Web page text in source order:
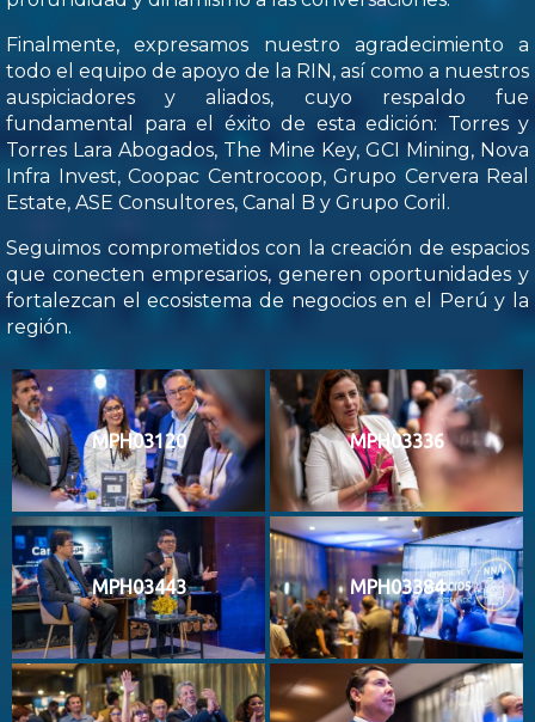
Finalmente, expresamos nuestro agradecimiento a
todo el equipo de apoyo de la RIN, así como a nuestros
auspiciadores y aliados, cuyo respaldo fue
fundamental para el éxito de esta edición: Torres y
Torres Lara Abogados, The Mine Key, GCI Mining, Nova
Infra Invest, Coopac Centrocoop, Grupo Cervera Real
Estate, ASE Consultores, Canal B y Grupo Coril.
Seguimos comprometidos con la creación de espacios
que conecten empresarios, generen oportunidades y
fortalezcan el ecosistema de negocios en el Perú y la
región.
MPH03120 MPH03336
MPH03443 MPH03384